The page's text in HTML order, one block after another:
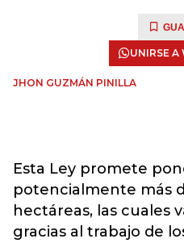
UNIRSE A
JHON GUZMÁN PINILLA
Esta Ley promete
potencialmente más
hectáreas, las cuales
gracias al trabajo de